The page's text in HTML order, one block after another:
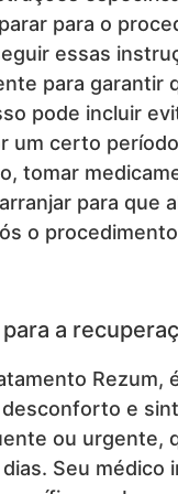
para o
essas
para garantir
pode incluir
um certo
tomar
para que
o
a
Rezum,
e
ou urgente,
Seu médico